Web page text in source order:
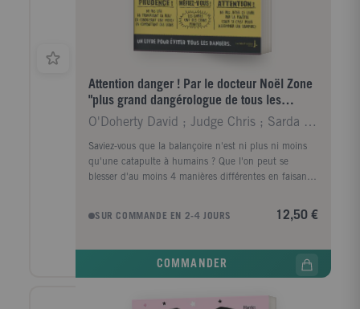
Attention danger ! Par le docteur Noël Zone
"plus grand dangérologue de tous les
temps"
O'Doherty David ; Judge Chris ; Sarda Yves
Saviez-vous que la balançoire n'est ni plus ni moins
qu'une catapulte à humains ? Que l'on peut se
blesser d'au moins 4 manières différentes en faisant
exerce le métier le plus dangereux du monde : il est
rassemble tous les conseils et règles indispensables
Faire vos courses sans vous perdre ni être confondu
SUR COMMANDE EN 2-4 JOURS 12,50 €
COMMANDER